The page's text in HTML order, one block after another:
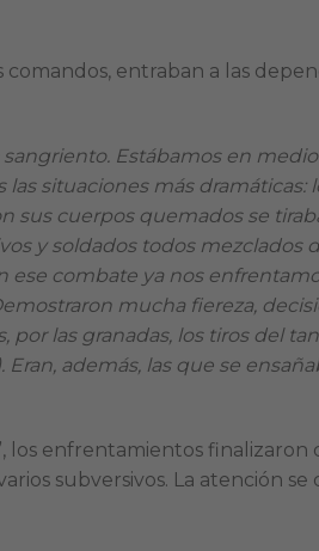
entraban a las
sangriento. Estábamos en
situaciones más dramáticas:
sus cuerpos quemados se
y soldados todos mezclados
ese combate ya nos
mucha fiereza,
por las granadas, los tiros del
Eran, además, las que se
los enfrentamientos
subversivos. La atención